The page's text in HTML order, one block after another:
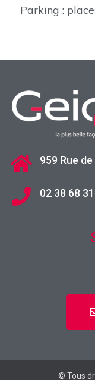
Parking :
959 Rue
02 38 68
© Tous